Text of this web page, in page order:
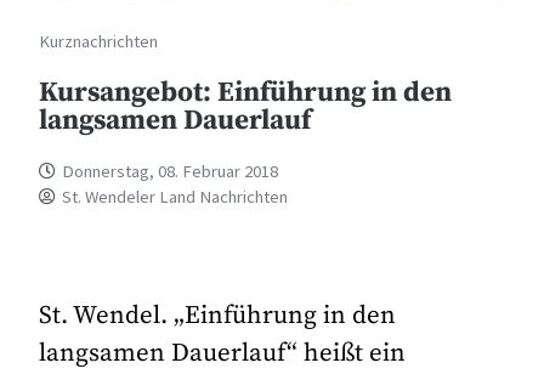
Kurznachrichten
Kursangebot: Einführung in den
langsamen Dauerlauf
Donnerstag, 08. Februar 2018
St. Wendeler Land Nachrichten
St. Wendel. „Einführung in den
langsamen Dauerlauf“ heißt ein